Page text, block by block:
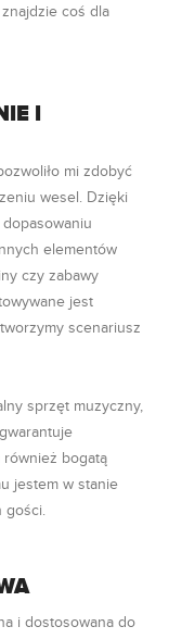
coś dla
I
mi zdobyć
wesel. Dzięki
elementów
czy zabawy
jest
scenariusz
sprzęt muzyczny,
również bogatą
jestem w stanie
gości.
i dostosowana do